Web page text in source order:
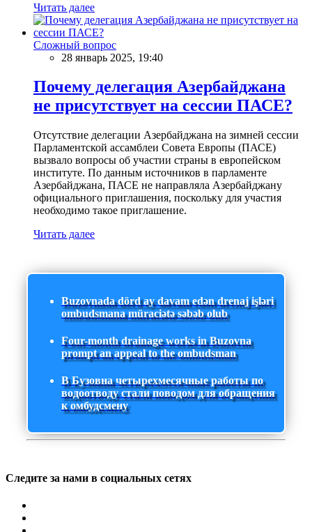
Читать далее
Сложный вопрос
28 январь 2025, 19:40
Почему делегация Азербайджана
не присутствует на сессии ПАСЕ?
Отсутствие делегации Азербайджана на зимней сессии
Парламентской ассамблеи Совета Европы (ПАСЕ)
вызвало вопросы об участии страны в европейском
институте. По данным источников в парламенте
Азербайджана, ПАСЕ не направляла Азербайджану
официального приглашения, поскольку для участия
необходимо такое приглашение.
Читать далее
Buzovnada dörd ay davam edən drenaj işləri
ombudsmana müraciətə səbəb olub
Four-month drainage works in Buzovna
prompt an appeal to the ombudsman
В Бузовна четырехмесячные работы по
водоотводу стали поводом для обращения
к омбудсмену
Следите за нами в социальных сетях